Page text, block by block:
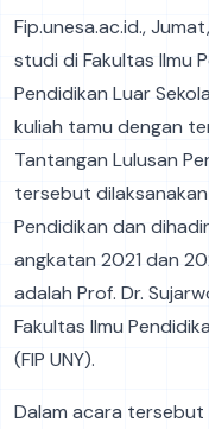
Fip.unesa.ac.id.,
studi di Fakultas Ilmu
Pendidikan Luar
kuliah tamu dengan
Tantangan Lulusan
tersebut
Pendidikan dan
angkatan 2021 dan
adalah Prof. Dr.
Fakultas Ilmu
(FIP UNY).
Dalam acara tersebut